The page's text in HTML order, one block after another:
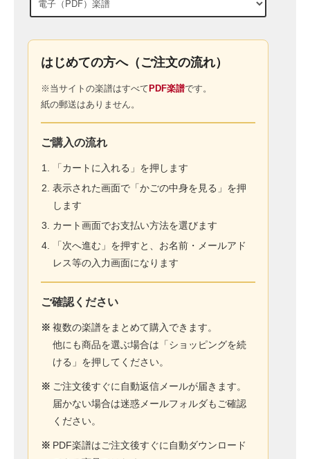
はじめての方へ（ご注文の流れ）
※当サイトの楽譜はすべてPDF楽譜です。
紙の郵送はありません。
ご購入の流れ
「カートに入れる」を押します
表示された画面で「かごの中身を見る」を押
します
カート画面でお支払い方法を選びます
「次へ進む」を押すと、お名前・メールアド
レス等の入力画面になります
ご確認ください
※ 複数の楽譜をまとめて購入できます。
他にも商品を選ぶ場合は「ショッピングを続
ける」を押してください。
※ ご注文後すぐに自動返信メールが届きます。
届かない場合は迷惑メールフォルダもご確認
ください。
※ PDF楽譜はご注文後すぐに自動ダウンロード